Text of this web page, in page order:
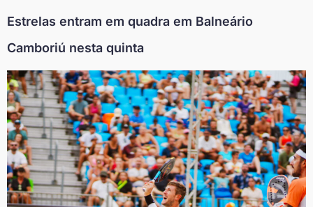
Estrelas entram em quadra em Balneário
Camboriú nesta quinta